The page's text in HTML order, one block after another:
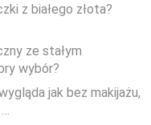
z białego złota?
ze stałym
wybór?
jak bez makijażu,